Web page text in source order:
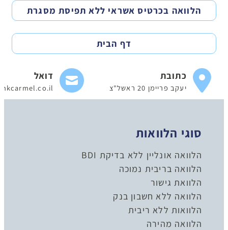
הלוואה בכרטיס אשראי ללא תפיסת מסגרת
דף הבית
כתובת
יעקב פריימן 20 ראשל"צ
דואל
סוגי הלוואות
הלוואה אונליין ללא בדיקת BDI
הלוואה בריבית נמוכה
הלוואת גישור
הלוואה ללא חשבון בנק
הלוואות ללא ריבית
הלוואה מהירה